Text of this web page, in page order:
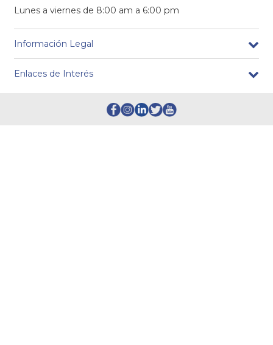
Lunes a viernes de 8:00 am a 6:00 pm
Información Legal
Enlaces de Interés